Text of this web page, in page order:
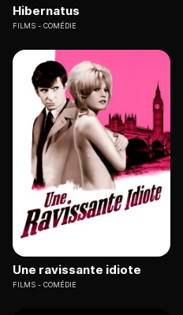
Hibernatus
FILMS COMÉDIE
Une ravissante idiote
FILMS COMÉDIE